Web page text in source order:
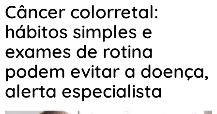
Câncer colorretal:
hábitos simples e
exames de rotina
podem evitar a doença,
alerta especialista